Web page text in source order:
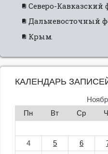
Северо-Кавказский
Дальневосточный
Крым.
КАЛЕНДАРЬ
Пн
Вт Ср
4
5 6